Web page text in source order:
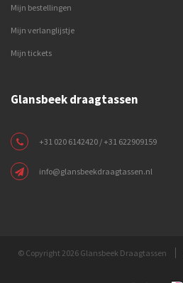
Mijn bestellingen
Mijn verlanglijstje
Mijn tickets
Glansbeek draagtassen
+31 020 6142420 / +31 622909159
info@glansbeekdraagtassen.nl
© Copyright 2026 Glansbeek Draagtassen